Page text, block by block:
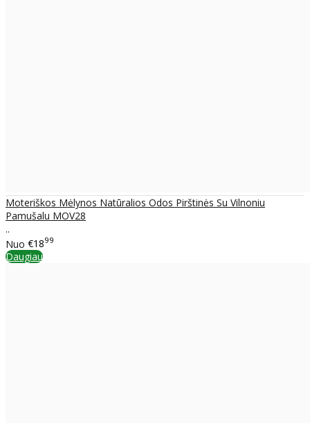
Moteriškos Mėlynos Natūralios Odos Pirštinės Su Vilnoniu
Pamušalu MOV28
..
Nuo €1899
Daugiau